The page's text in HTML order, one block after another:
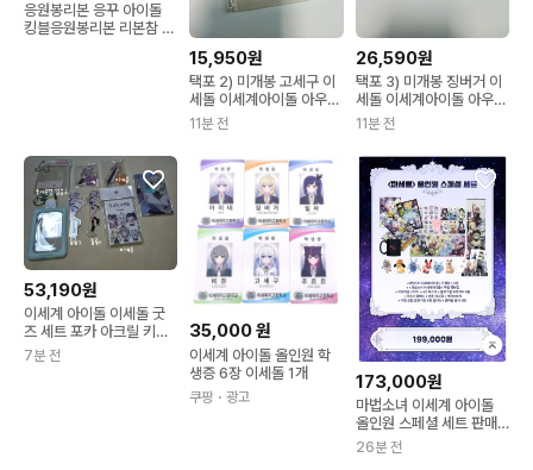
응원봉리본 응꾸 아이돌
킹블응원봉리본 리본참 리
15,950원
택포 2) 미개봉 고세구 이
세돌 이세계아이돌 아우어
아크릴 스탠드
11분 전
26,590원
택포 3) 미개봉 징버거 이
세돌 이세계아이돌 아우어
아크릴스탠드 & 키링
11분 전
53,190원
이세계 아이돌 이세돌 굿
즈 세트 포카 아크릴 키링
양도
7분 전
35,000원
이세계 아이돌 올인원 학
생증 6장 이세돌 1개
쿠팡 ・광고
173,000원
마법소녀 이세계 아이돌
올인원 스페셜 세트 판매
합니다!
26분 전